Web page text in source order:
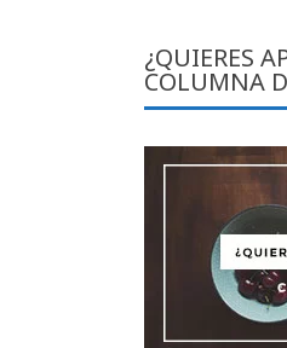
¿QUIERES
COLUMNA